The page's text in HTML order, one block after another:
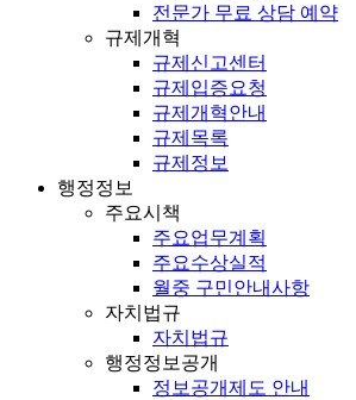
전문가 무료 상담 예약
규제개혁
규제신고센터
규제입증요청
규제개혁안내
규제목록
규제정보
행정정보
주요시책
주요업무계획
주요수상실적
월중 구민안내사항
자치법규
자치법규
행정정보공개
정보공개제도 안내